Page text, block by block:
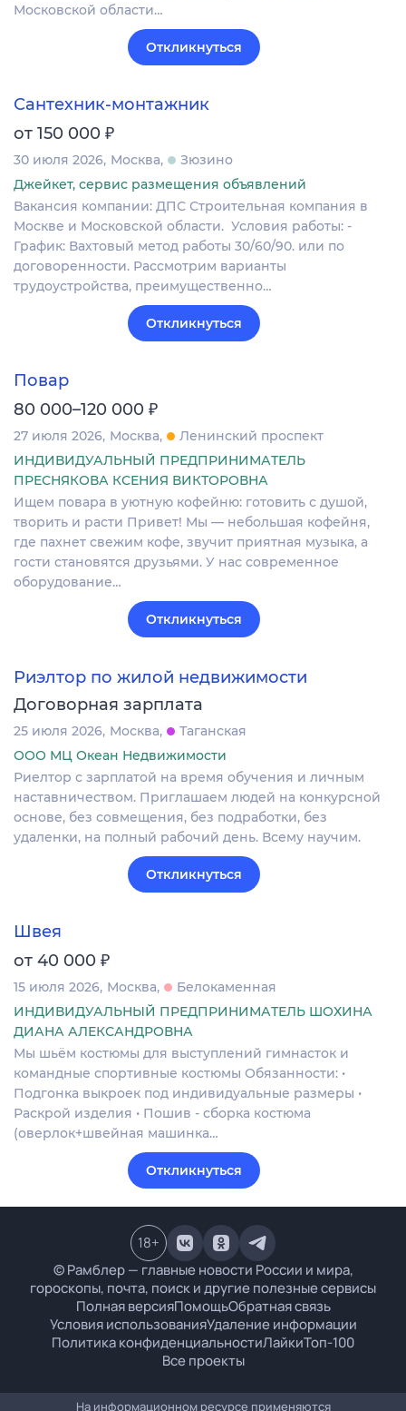
Московской области…
Откликнуться
Сантехник-монтажник
от 150 000 ₽
30 июля 2026 Москва
Зюзино
Джейкет, сервис размещения объявлений
Вакансия компании: ДПС Строительная компания в
Москве и Московской области. Условия работы: -
График: Вахтовый метод работы 30/60/90. или по
договоренности. Рассмотрим варианты
трудоустройства, преимущественно…
Откликнуться
Повар
80 000–120 000 ₽
27 июля 2026 Москва
Ленинский проспект
ИНДИВИДУАЛЬНЫЙ ПРЕДПРИНИМАТЕЛЬ
ПРЕСНЯКОВА КСЕНИЯ ВИКТОРОВНА
Ищем повара в уютную кофейню: готовить с душой,
творить и расти Привет! Мы — небольшая кофейня,
где пахнет свежим кофе, звучит приятная музыка, а
гости становятся друзьями. У нас современное
оборудование…
Откликнуться
Риэлтор по жилой недвижимости
Договорная зарплата
25 июля 2026 Москва
Таганская
ООО МЦ Океан Недвижимости
Риелтор с зарплатой на время обучения и личным
наставничеством. Приглашаем людей на конкурсной
основе, без совмещения, без подработки, без
удаленки, на полный рабочий день. Всему научим.
Откликнуться
Швея
от 40 000 ₽
15 июля 2026 Москва
Белокаменная
ИНДИВИДУАЛЬНЫЙ ПРЕДПРИНИМАТЕЛЬ ШОХИНА
ДИАНА АЛЕКСАНДРОВНА
Мы шьём костюмы для выступлений гимнасток и
командные спортивные костюмы Обязанности: •
Подгонка выкроек под индивидуальные размеры •
Раскрой изделия • Пошив - сборка костюма
(оверлок+швейная машинка…
Откликнуться
© Рамблер — главные новости России и мира,
гороскопы, почта, поиск и другие полезные сервисы
Полная версияПомощьОбратная связь
Условия использованияУдаление информации
Политика конфиденциальностиЛайкиТоп-100
Все проекты
18+
На информационном ресурсе применяются